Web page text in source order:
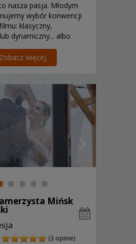
nasza pasja. Młodym
wybór konwencji
klasyczny,
dynamiczny... albo
Zobacz więcej
Mińsk
(3 opinie)